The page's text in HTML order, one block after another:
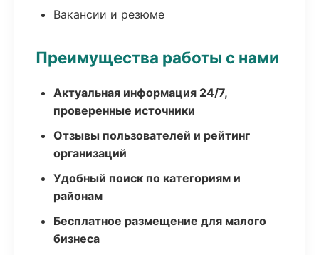
Вакансии и резюме
Преимущества работы с нами
Актуальная информация 24/7,
проверенные источники
Отзывы пользователей и рейтинг
организаций
Удобный поиск по категориям и
районам
Бесплатное размещение для малого
бизнеса